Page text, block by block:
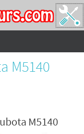
M5140
M5140